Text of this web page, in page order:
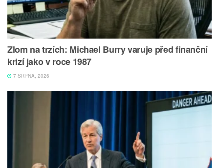
Zlom na trzích: Michael Burry varuje před finanční
krizí jako v roce 1987
7 SRPNA, 2026